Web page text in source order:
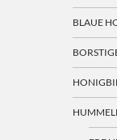
BLAUE